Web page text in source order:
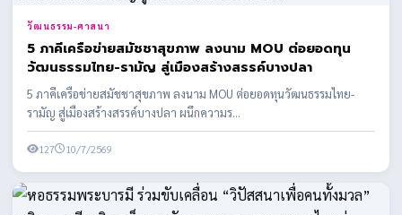
วัฒนธรรม-ศาสนา
5 ภาคีเครือข่ายสมัชชาสุขภาพ ลงนาม MOU ต่อยอดทุน
วัฒนธรรมไทย-รามัญ สู่เมืองสร้างสรรค์บางปลา
5 ภาคีเครือข่ายสมัชชาสุขภาพ ลงนาม MOU ต่อยอดทุนวัฒนธรรมไทย-
รามัญ สู่เมืองสร้างสรรค์บางปลา ผนึกความร...
127 10/7/2569